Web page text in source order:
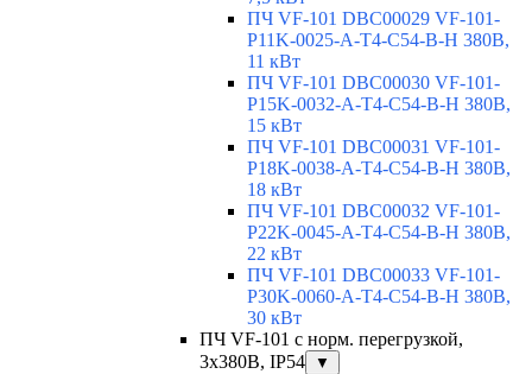
ПЧ VF-101 DBC00029 VF-101-
P11K-0025-A-T4-C54-B-H 380В,
11 кВт
ПЧ VF-101 DBC00030 VF-101-
P15K-0032-A-T4-C54-B-H 380В,
15 кВт
ПЧ VF-101 DBC00031 VF-101-
P18K-0038-A-T4-C54-B-H 380В,
18 кВт
ПЧ VF-101 DBC00032 VF-101-
P22K-0045-A-T4-C54-B-H 380В,
22 кВт
ПЧ VF-101 DBC00033 VF-101-
P30K-0060-A-T4-C54-B-H 380В,
30 кВт
ПЧ VF-101 с норм. перегрузкой,
3x380В, IP54
▼